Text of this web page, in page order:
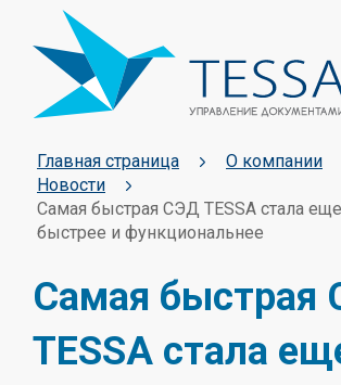
Главная страница
О компании
Новости
Самая быстрая СЭД TESSA стала еще
быстрее и функциональнее
Самая быстрая
TESSA стала